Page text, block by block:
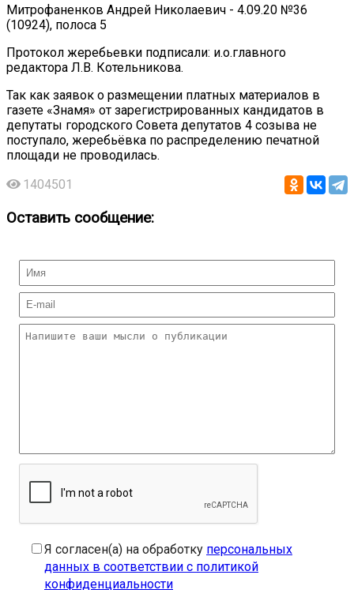
Митрофаненков Андрей Николаевич - 4.09.20 №36
(10924), полоса 5
Протокол жеребьевки подписали: и.о.главного
редактора Л.В. Котельникова.
Так как заявок о размещении платных материалов в
газете «Знамя» от зарегистрированных кандидатов в
депутаты городского Совета депутатов 4 созыва не
поступало, жеребьёвка по распределению печатной
площади не проводилась.
1404501
Оставить сообщение:
Я согласен(а) на обработку персональных
данных в соответствии с политикой
конфиденциальности